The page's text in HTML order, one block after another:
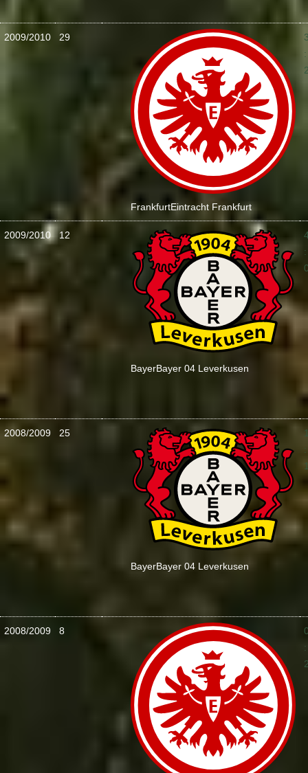
2009/2010 29
FrankfurtEintracht Frankfurt
:
2009/2010 12
BayerBayer 04 Leverkusen
:
2008/2009 25
BayerBayer 04 Leverkusen
:
2008/2009 8
: